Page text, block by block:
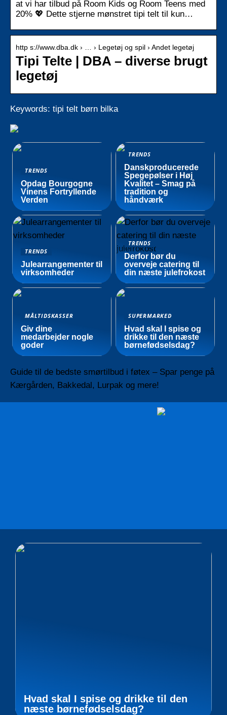
at vi har tilbud på Room Kids og Room Teens med
20% 💖 Dette stjerne mønstret tipi telt til kun…
http s://www.dba.dk › … › Legetøj og spil › Andet legetøj
Tipi Telte | DBA – diverse brugt
legetøj
Keywords: tipi telt børn bilka
TRENDS
Opdag Bourgogne
Vinens Fortryllende
Verden
TRENDS
Danskproducerede
Spegepølser i Høj
Kvalitet – Smag på
tradition og
håndværk
TRENDS
Julearrangementer til
virksomheder
TRENDS
Derfor bør du
overveje catering til
din næste julefrokost
MÅLTIDSKASSER
Giv dine
medarbejder nogle
goder
SUPERMARKED
Hvad skal I spise og
drikke til den næste
børnefødselsdag?
Guide til de bedste smørtilbud i føtex – Spar penge på
Kærgården, Bakkedal, Lurpak og mere!
Hvad skal I spise og drikke til den
næste børnefødselsdag?